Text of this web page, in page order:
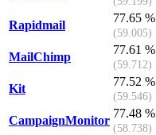
Rapidmail
77.65 %
(59.005)
MailChimp
77.61 %
(59.712)
Kit
77.52 %
(59.546)
CampaignMonitor
77.48 %
(58.738)